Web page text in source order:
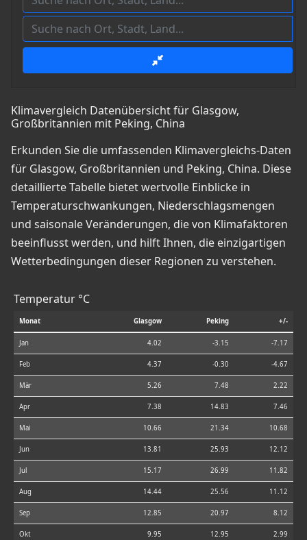
Klimavergleich Datenübersicht für Glasgow,
Großbritannien mit Peking, China
Erkunden Sie die umfassenden Klimavergleichs-Daten
für Glasgow, Großbritannien und Peking, China. Diese
detaillierte Tabelle bietet wertvolle Einblicke in
Temperaturschwankungen, Niederschlagsmengen
und saisonale Veränderungen, die von Klimafaktoren
beeinflusst werden, und hilft Ihnen, die einzigartigen
Wetterbedingungen dieser Regionen zu verstehen.
Temperatur °C
Monat Glasgow Peking +/-
Jan 4.02 -3.15 -7.17
Feb 4.37 -0.30 -4.67
Mär 5.26 7.48 2.22
Apr 7.38 14.83 7.46
Mai 10.66 21.34 10.68
Jun 13.81 25.93 12.12
Jul 15.17 26.99 11.82
Aug 14.44 25.56 11.12
Sep 12.85 20.97 8.12
Okt 9.95 12.95 2.99